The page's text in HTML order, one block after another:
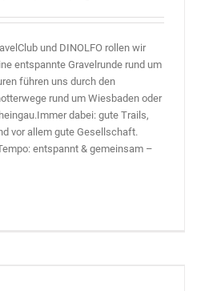
und DINOLFO rollen wir
entspannte Gravelrunde rund um
führen uns durch den
rund um Wiesbaden oder
dabei: gute Trails,
vor allem gute Gesellschaft.
entspannt & gemeinsam –